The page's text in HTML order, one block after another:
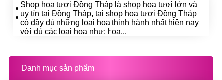
Shop hoa tươi Đồng Tháp là shop hoa tươi lớn và
uy tín tại Đồng Tháp, tại shop hoa tươi Đồng Tháp
có đầy đủ những loại hoa thịnh hành nhất hiện nay
với đủ các loại hoa như: hoa...
Danh mục sản phẩm